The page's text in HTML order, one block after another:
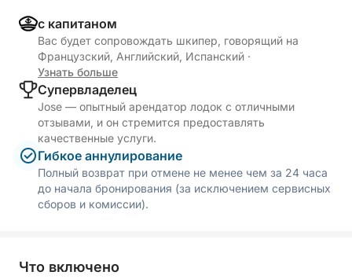
с капитаном
Вас будет сопровождать шкипер, говорящий на
Французский, Английский, Испанский ·
Узнать больше
Cупервладелец
Jose — опытный арендатор лодок с отличными
отзывами, и он стремится предоставлять
качественные услуги.
Гибкое аннулирование
Полный возврат при отмене не менее чем за 24 часа
до начала бронирования (за исключением сервисных
сборов и комиссии).
Что включено